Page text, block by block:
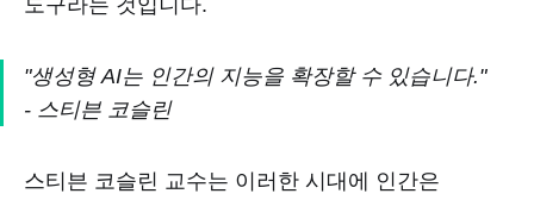
"생성형 AI는 인간의 지능을 확장할 수 있습니다."
- 스티븐 코슬린
스티븐 코슬린 교수는 이러한 시대에 인간은